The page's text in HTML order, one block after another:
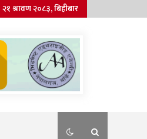
श्रावण २०८३, बिहीबार